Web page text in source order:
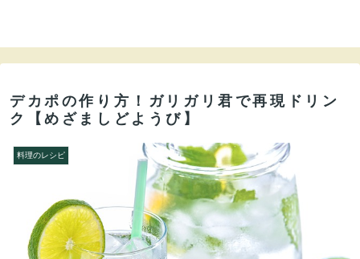
デカポの作り方！ガリガリ君で再現ドリン
ク【めざましどようび】
料理のレシピ